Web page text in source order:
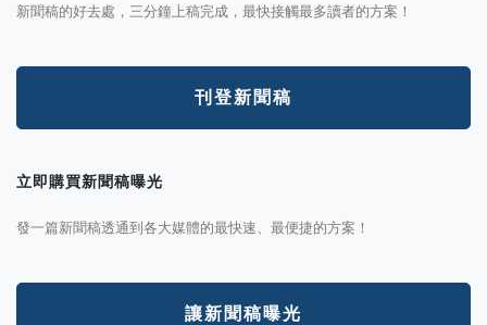
新聞稿的好去處，三分鐘上稿完成，最快接觸最多讀者的方案！
刊登新聞稿
立即購買新聞稿曝光
發一篇新聞稿透通到各大媒體的最快速、最便捷的方案！
讓新聞稿曝光